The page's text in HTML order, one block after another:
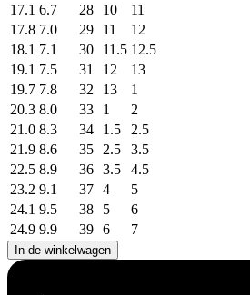
17.1 6.7 28 10
11
17.8 7.0 29 11
12
18.1 7.1 30 11.5 12.5
19.1 7.5 31 12
13
19.7 7.8 32 13
1
20.3 8.0 33 1
2
21.0 8.3 34 1.5
2.5
21.9 8.6 35 2.5
3.5
22.5 8.9 36 3.5
4.5
23.2 9.1 37 4
5
24.1 9.5 38 5
6
24.9 9.9 39 6 7
In de winkelwagen